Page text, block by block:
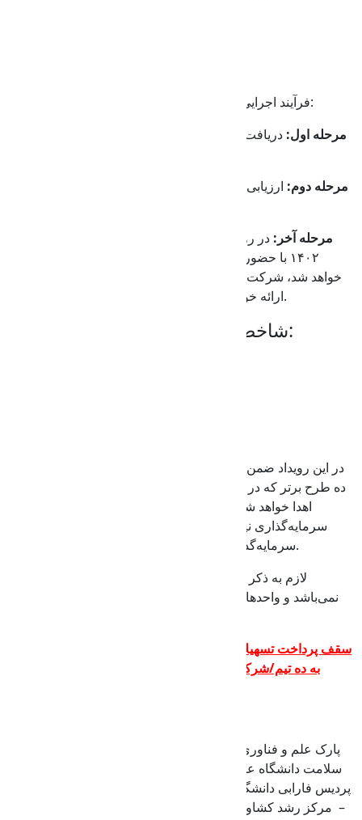
فرآیند اجرایی این رویداد را می‌توان در ۳ بخش خلاصه نمود:
مرحله اول: دریافت کاربرگ شرکت‌ها و ارزیابی اولیه و غربالگری
مرحله دوم: ارزیابی نهایی و انتخاب طرح‌های برگزیده توسط هیأت
مرحله آخر:
١۴٠٢ با حضور شرکت‌ها و فعالان زیست بوم فناوری برگزار
خواهد شد، شرکت‌کنندگان منتخب طرح‌های خود را در این رویداد
ارائه خواهند داد و طرح‌های برگزیده معرفی می‌گردند.
شاخصه‌های ارزیابی طرح‌ها عبارتند از:
در این رویداد ضمن ارائه تسهیلات کم‌بهره به طرح‌های برگزیده به
ده طرح برتر که در روز اختتامیه رویداد ارائه می‌شوند جوایز نقدی
اهدا خواهد شد، همچنین از آنجا که مجموعه‌ها و صندوق‌های
سرمایه‌گذاری نیز در روز اختتامیه حضور خواهند داشت امکان
سرمایه‌گذاری بر روی شرکت‌های منتخب نیز وجود دارد.
لازم به ذکر است که هیچ یک از مراحل رویداد شامل هزینه
نمی‌باشد و واحدهای فناور و شرکت‌های خلاق در اولویت پذیرش
سقف پرداخت تسهیلات برای هر طرح تا سه میلیارد ریال می‌باشد،
به ده تیم/شرکت منتخب و برتر تسهیلات قرض الحسنه تعلق
پارک علم و فناوری قم – مرکز رشد دانشگاه قم – مرکز رشد
سلامت دانشگاه علوم پزشکی استان قم – پارک علم و فناوری
پردیس فارابی دانشگاه تهران –مرکز رشد دانشگاه فنی و حرفه‌ای
– مرکز رشد کشاورزی – مرکز رشد دانشگاه آزاد اسلامی قم –